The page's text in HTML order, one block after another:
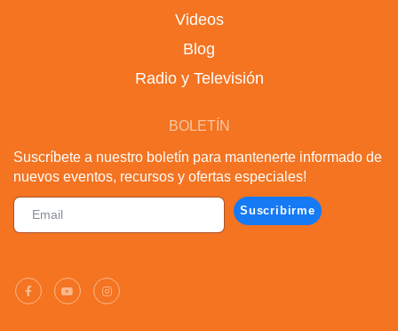
Videos
Blog
Radio y Televisión
BOLETÍN
Suscríbete a nuestro boletín para mantenerte informado de
nuevos eventos, recursos y ofertas especiales!
Suscribirme